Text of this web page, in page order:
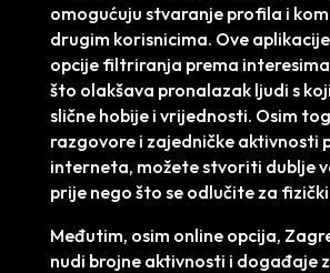
omogućuju stvaranje profila i
drugim korisnicima. Ove
opcije filtriranja prema
što olakšava pronalazak ljudi s
slične hobije i vrijednosti. Osim
razgovore i zajedničke aktivnosti
interneta, možete stvoriti dublje
prije nego što se odlučite za fizički
Međutim, osim online opcija,
nudi brojne aktivnosti i događaje